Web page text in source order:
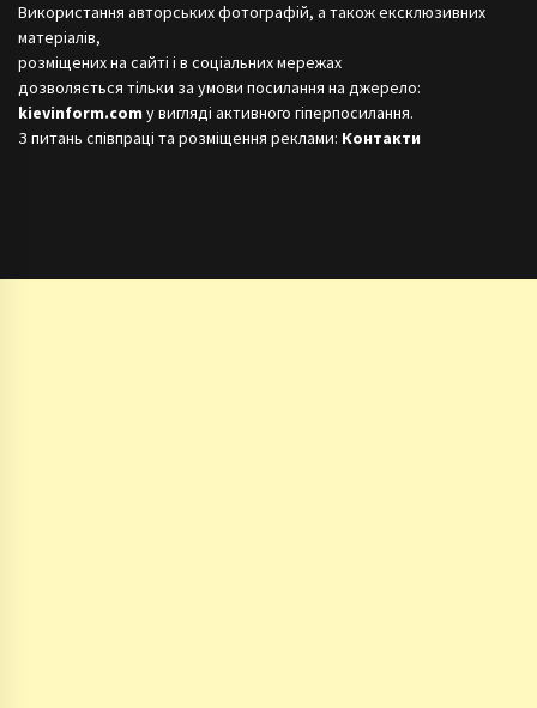
Використання авторських фотографій, а також ексклюзивних
матеріалів,
розміщених на сайті і в соціальних мережах
дозволяється тільки за умови посилання на джерело:
kievinform.com у вигляді активного гіперпосилання.
З питань співпраці та розміщення реклами: Контакти